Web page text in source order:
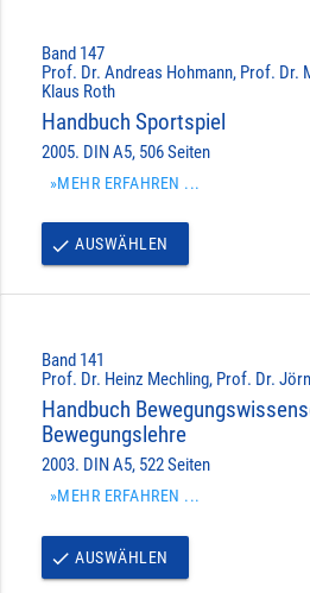
Band 147
Prof. Dr. Andreas Hohmann, Prof. Dr.
Klaus Roth
Handbuch Sportspiel
2005. DIN A5, 506 Seiten
»MEHR ERFAHREN ...
done AUSWÄHLEN
Band 141
Prof. Dr. Heinz Mechling, Prof. Dr.
Handbuch
Bewegungslehre
2003. DIN A5, 522 Seiten
»MEHR ERFAHREN ...
done AUSWÄHLEN